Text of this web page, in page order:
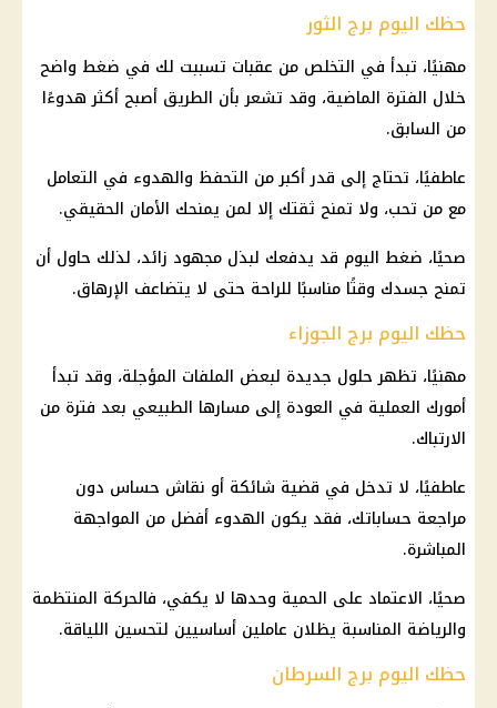
حظك اليوم برج الثور
مهنيًا، تبدأ في التخلص من عقبات تسببت لك في ضغط واضح
خلال الفترة الماضية، وقد تشعر بأن الطريق أصبح أكثر هدوءًا
من السابق.
عاطفيًا، تحتاج إلى قدر أكبر من التحفظ والهدوء في التعامل
مع من تحب، ولا تمنح ثقتك إلا لمن يمنحك الأمان الحقيقي.
صحيًا، ضغط اليوم قد يدفعك لبذل مجهود زائد، لذلك حاول أن
تمنح جسدك وقتًا مناسبًا للراحة حتى لا يتضاعف الإرهاق.
حظك اليوم برج الجوزاء
مهنيًا، تظهر حلول جديدة لبعض الملفات المؤجلة، وقد تبدأ
أمورك العملية في العودة إلى مسارها الطبيعي بعد فترة من
الارتباك.
عاطفيًا، لا تدخل في قضية شائكة أو نقاش حساس دون
مراجعة حساباتك، فقد يكون الهدوء أفضل من المواجهة
المباشرة.
صحيًا، الاعتماد على الحمية وحدها لا يكفي، فالحركة المنتظمة
والرياضة المناسبة يظلان عاملين أساسيين لتحسين اللياقة.
حظك اليوم برج السرطان